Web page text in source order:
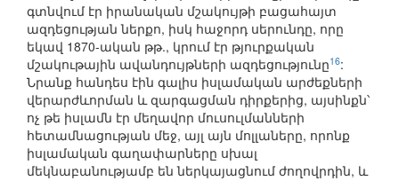
գտնվում էր իրանական մշակույթի բացահայտ
ազդեցության ներքո, իսկ հաջորդ սերունդը, որը
եկավ 1870-ական թթ., կրում էր թյուրքական
մշակութային ավանդույթների ազդեցությունը16:
Նրանք հանդես էին գալիս իսլամական արժեքների
վերարժևորման և զարգացման դիրքերից, այսինքն՝
ոչ թե իսլամն էր մեղավոր մուսուլմանների
հետամնացության մեջ, այլ այն մոլլաները, որոնք
իսլամական գաղափարները սխալ
մեկնաբանությամբ են ներկայացնում ժողովրդին, և